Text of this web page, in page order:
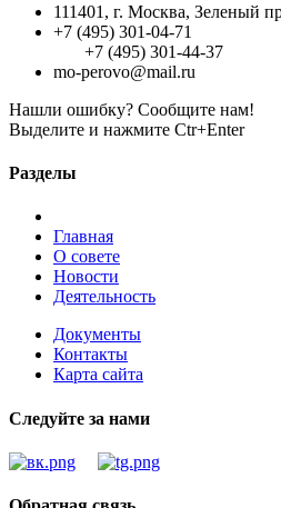
111401, г. Москва, Зеленый
+7 (495) 301-04-71
+7 (495) 301-44-37
mo-perovo@mail.ru
Нашли ошибку? Сообщите нам!
Выделите и нажмите Ctr+Enter
Разделы
Главная
О совете
Новости
Деятельность
Документы
Контакты
Карта сайта
Следуйте за нами